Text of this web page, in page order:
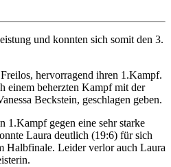
und konnten sich somit den 3.
hervorragend ihren 1.Kampf.
einem beherzten Kampf mit der
Beckstein, geschlagen geben.
1.Kampf gegen eine sehr starke
Laura deutlich (19:6) für sich
Halbfinale. Leider verlor auch Laura